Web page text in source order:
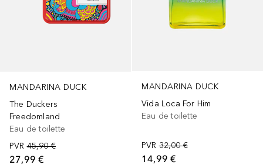
MANDARINA DUCK
The Duckers
Freedomland
Eau de toilette
PVR 45,90 €
27,99 €
MANDARINA DUCK
Vida Loca For Him
Eau de toilette
PVR 32,00 €
14,99 €